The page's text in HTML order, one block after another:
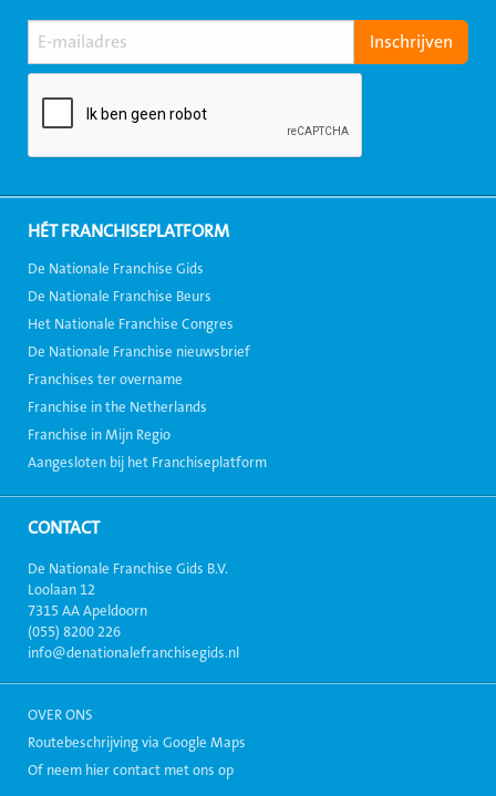
HÉT FRANCHISEPLATFORM
De Nationale Franchise Gids
De Nationale Franchise Beurs
Het Nationale Franchise Congres
De Nationale Franchise nieuwsbrief
Franchises ter overname
Franchise in the Netherlands
Franchise in Mijn Regio
Aangesloten bij het Franchiseplatform
CONTACT
De Nationale Franchise Gids B.V.
Loolaan 12
7315 AA Apeldoorn
(055) 8200 226
info@denationalefranchisegids.nl
OVER ONS
Routebeschrijving via Google Maps
Of neem hier contact met ons op